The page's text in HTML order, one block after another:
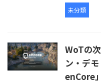
未分類
WoTの
ン・デ
enCore」